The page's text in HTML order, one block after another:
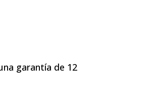
garantía de 12